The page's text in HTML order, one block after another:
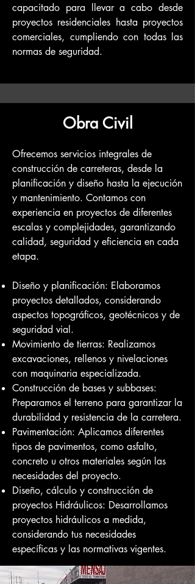
capacitado para llevar a cabo desde
proyectos residenciales hasta proyectos
comerciales, cumpliendo con todas las
normas de seguridad.
Obra Civil
Ofrecemos servicios integrales de
construcción de carreteras, desde la
planificación y diseño hasta la ejecución
y mantenimiento. Contamos con
experiencia en proyectos de diferentes
escalas y complejidades, garantizando
calidad, seguridad y eficiencia en cada
etapa.
Diseño y planificación: Elaboramos
proyectos detallados, considerando
aspectos topográficos, geotécnicos y de
seguridad vial.
Movimiento de tierras: Realizamos
excavaciones, rellenos y nivelaciones
con maquinaria especializada.
Construcción de bases y subbases:
Preparamos el terreno para garantizar la
durabilidad y resistencia de la carretera.
Pavimentación: Aplicamos diferentes
tipos de pavimentos, como asfalto,
concreto u otros materiales según las
necesidades del proyecto.
Diseño, cálculo y construcción de
proyectos Hidráulicos: Desarrollamos
proyectos hidráulicos a medida,
considerando tus necesidades
específicas y las normativas vigentes.